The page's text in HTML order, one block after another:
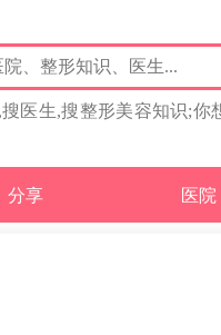
医生,搜整形美容知识;你
分享 医院